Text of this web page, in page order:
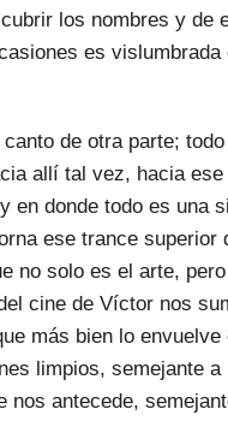
los nombres y
es
de otra parte;
allí tal vez, hacia
en donde todo es una
ese trance superior
no solo es el arte,
cine de Víctor nos
más bien lo
limpios, semejante
nos antecede,